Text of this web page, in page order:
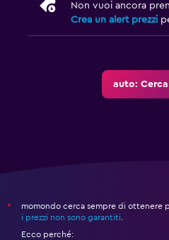
Non vuoi ancora
Crea un alert prezzi
auto:
*
momondo cerca sempre di ottenere
i prezzi non sono garantiti
Ecco perché: